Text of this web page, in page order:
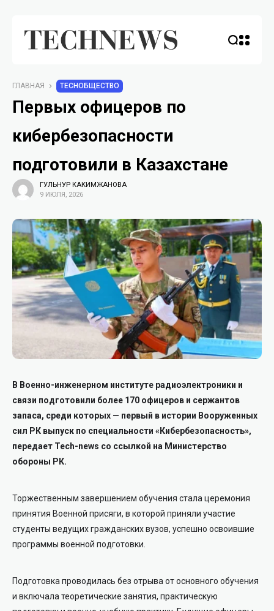
ГЛАВНАЯ TECHОБЩЕСТВО
Первых офицеров по
кибербезопасности
подготовили в Казахстане
ГУЛЬНУР КАКИМЖАНОВА
9 ИЮЛЯ, 2026
В Военно-инженерном институте радиоэлектроники и
связи подготовили более 170 офицеров и сержантов
запаса, среди которых — первый в истории Вооруженных
сил РК выпуск по специальности «Кибербезопасность»,
передает Tech-news со ссылкой на Министерство
обороны РК.
Торжественным завершением обучения стала церемония
принятия Военной присяги, в которой приняли участие
студенты ведущих гражданских вузов, успешно освоившие
программы военной подготовки.
Подготовка проводилась без отрыва от основного обучения
и включала теоретические занятия, практическую